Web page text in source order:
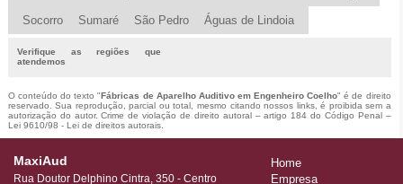
Socorro Sumaré São Pedro Águas de Lindoia
Verifique as regiões que
atendemos
O conteúdo do texto "Fábricas de Aparelho Auditivo em Engenheiro Coelho" é de direito
reservado. Sua reprodução, parcial ou total, mesmo citando nossos links, é proibida sem a
autorização do autor. Crime de violação de direito autoral – artigo 184 do Código Penal –
Lei 9610/98 - Lei de direitos autorais.
MaxiAud
Rua Doutor Delphino Cintra, 350 - Centro
Home
Empresa